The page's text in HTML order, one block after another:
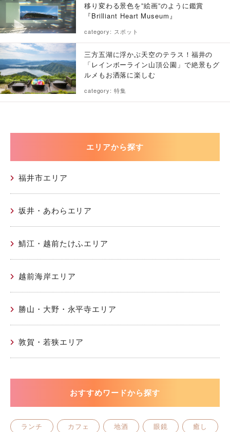
移り変わる景色を”絵画”のように鑑賞
『Brilliant Heart Museum』
category: スポット
三方五湖に浮かぶ天空のテラス！福井の
「レインボーライン山頂公園」で絶景もグ
ルメもお洒落に楽しむ
category: 特集
エリアから探す
福井市エリア
坂井・あわらエリア
鯖江・越前たけふエリア
越前海岸エリア
勝山・大野・永平寺エリア
敦賀・若狭エリア
おすすめワードから探す
ランチ カフェ 地酒 眼鏡 癒し